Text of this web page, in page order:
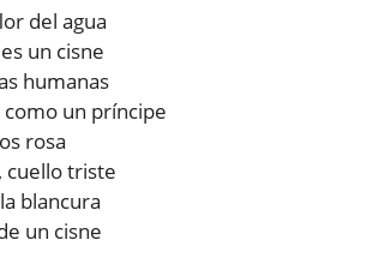
del agua
un cisne
humanas
un príncipe
rosa
cuello triste
blancura
un cisne